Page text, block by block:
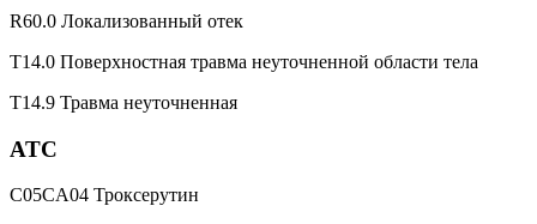
R60.0 Локализованный отек
T14.0 Поверхностная травма неуточненной области тела
T14.9 Травма неуточненная
ATC
C05CA04 Троксерутин